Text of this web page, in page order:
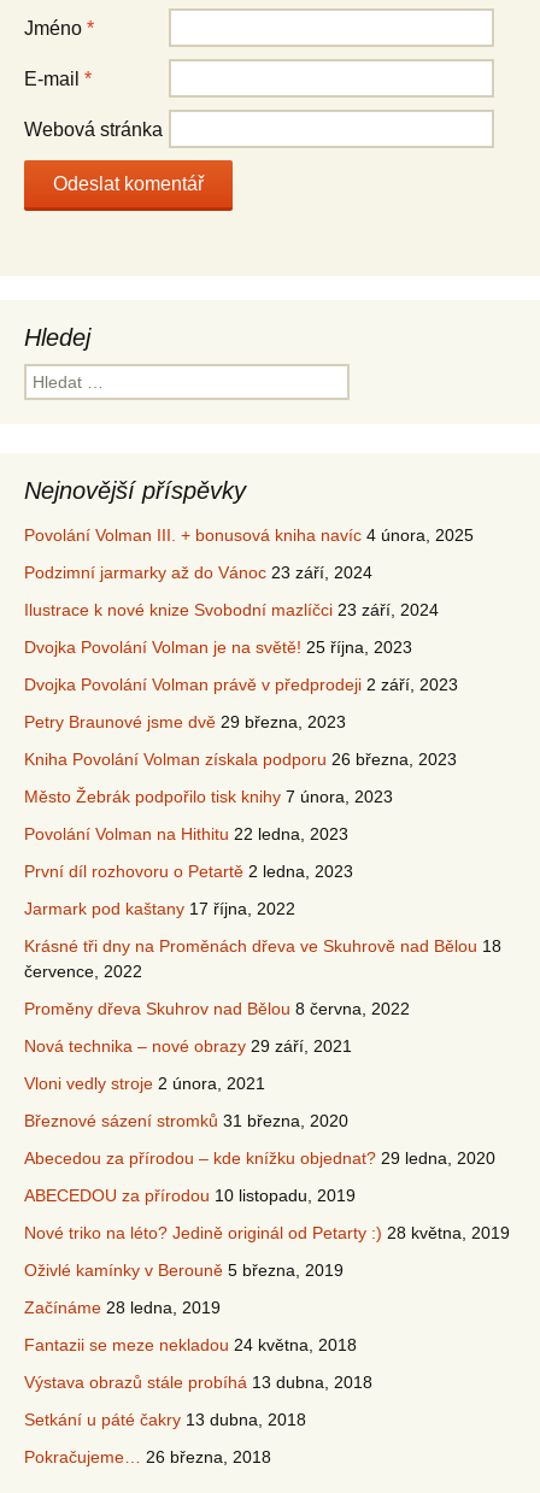
Jméno *
E-mail *
Webová stránka
Hledej
Vyhledávání
Nejnovější příspěvky
Povolání Volman III. + bonusová kniha navíc 4 února, 2025
Podzimní jarmarky až do Vánoc 23 září, 2024
Ilustrace k nové knize Svobodní mazlíčci 23 září, 2024
Dvojka Povolání Volman je na světě! 25 října, 2023
Dvojka Povolání Volman právě v předprodeji 2 září, 2023
Petry Braunové jsme dvě 29 března, 2023
Kniha Povolání Volman získala podporu 26 března, 2023
Město Žebrák podpořilo tisk knihy 7 února, 2023
Povolání Volman na Hithitu 22 ledna, 2023
První díl rozhovoru o Petartě 2 ledna, 2023
Jarmark pod kaštany 17 října, 2022
Krásné tři dny na Proměnách dřeva ve Skuhrově nad Bělou 18
července, 2022
Proměny dřeva Skuhrov nad Bělou 8 června, 2022
Nová technika – nové obrazy 29 září, 2021
Vloni vedly stroje 2 února, 2021
Březnové sázení stromků 31 března, 2020
Abecedou za přírodou – kde knížku objednat? 29 ledna, 2020
ABECEDOU za přírodou 10 listopadu, 2019
Nové triko na léto? Jedině originál od Petarty :) 28 května, 2019
Oživlé kamínky v Berouně 5 března, 2019
Začínáme 28 ledna, 2019
Fantazii se meze nekladou 24 května, 2018
Výstava obrazů stále probíhá 13 dubna, 2018
Setkání u páté čakry 13 dubna, 2018
Pokračujeme…
26 března, 2018